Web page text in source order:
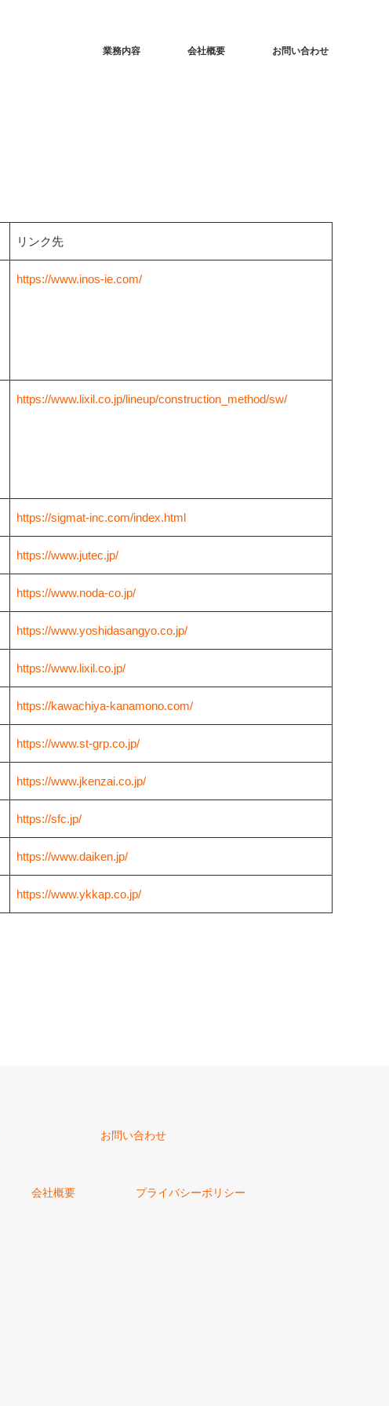
業務内容 会社概要 お問い合わせ
リンク先
https://www.inos-ie.com/
https://www.lixil.co.jp/lineup/construction_method/sw/
https://sigmat-inc.com/index.html
https://www.jutec.jp/
https://www.noda-co.jp/
https://www.yoshidasangyo.co.jp/
https://www.lixil.co.jp/
https://kawachiya-kanamono.com/
https://www.st-grp.co.jp/
https://www.jkenzai.co.jp/
https://sfc.jp/
https://www.daiken.jp/
https://www.ykkap.co.jp/
お問い合わせ
会社概要 プライバシーポリシー